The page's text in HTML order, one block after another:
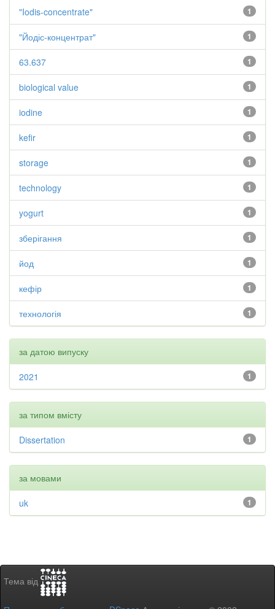
1
"Iodis-concentrate"
1
"Йодіс-концентрат"
1
63.637
1
biological value
1
iodine
1
kefir
1
storage
1
technology
1
yogurt
1
зберігання
1
йод
1
кефір
1
технологія
за датою випуску
1
2021
за типом вмісту
1
Dissertation
за мовами
1
uk
Тема від